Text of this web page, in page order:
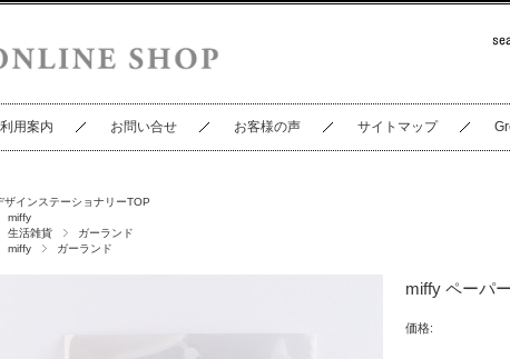
用案内 お問い合せ お客様の声 サイトマップ
ザインステーショナリーTOP
miffy
生活雑貨
ガーランド
miffy
ガーランド
miffy ペーパ
価格: